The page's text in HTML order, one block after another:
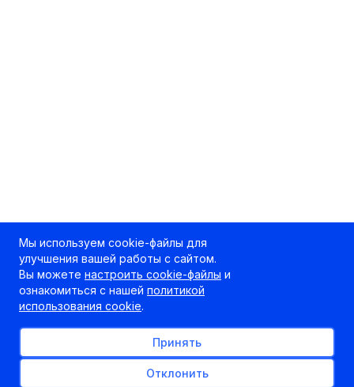
Мы используем cookie-файлы для
улучшения вашей работы с сайтом.
Вы можете настроить cookie-файлы и
ознакомиться с нашей политикой
использования cookie.
Принять
Отклонить